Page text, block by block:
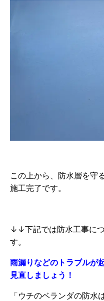
この上から、防水層を守
施工完了です。
↓↓下記では防水工事に
す。
雨漏りなどのトラブルが
見直しましょう！
「ウチのベランダの防水